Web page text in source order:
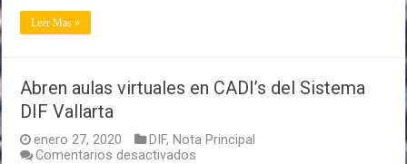
Leer Mas »
Abren aulas virtuales en CADI’s del Sistema
DIF Vallarta
enero 27, 2020 DIF, Nota Principal
Comentarios desactivados